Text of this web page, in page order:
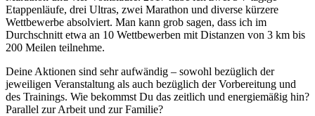
Etappenläufe, drei Ultras, zwei Marathon und diverse kürzere
Wettbewerbe absolviert. Man kann grob sagen, dass ich im
Durchschnitt etwa an 10 Wettbewerben mit Distanzen von 3 km bis
200 Meilen teilnehme.
Deine Aktionen sind sehr aufwändig – sowohl bezüglich der
jeweiligen Veranstaltung als auch bezüglich der Vorbereitung und
des Trainings. Wie bekommst Du das zeitlich und energiemäßig hin?
Parallel zur Arbeit und zur Familie?